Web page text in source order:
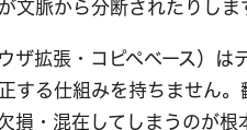
文脈から分断されたりしま
ザ拡張・コピペベース）は
する仕組みを持ちません
損・混在してしまうのが根